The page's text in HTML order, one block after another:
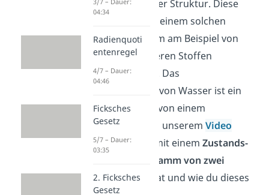
gleicher chemischer Struktur. Diese
Phasen können in einem solchen
Zustandsdiagramm am Beispiel von
einem oder mehreren Stoffen
analysiert werden. Das
Phasendiagramm von Wasser ist ein
typisches Beispiel von einem
Einstoffsystem
. In unseremVideo
lernst du, was es mit einemZustands-
oder Phasendiagramm von zwei
Stoffenauf sich hat und wie du dieses
04:34
Radienquoti
entenregel
4/7 – Dauer:
04:46
Ficksches
Gesetz
5/7 – Dauer:
03:35
2. Ficksches
Gesetz